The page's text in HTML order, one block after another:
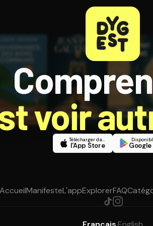
voir
Télécharger dans
l'App Store Google
AccueilManifesteL'appExplorerFAQ